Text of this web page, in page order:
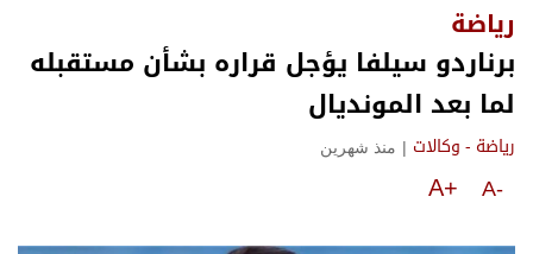
رياضة
برناردو سيلفا يؤجل قراره بشأن مستقبله
لما بعد المونديال
رياضة - وكالات | منذ شهرين
A-
A+